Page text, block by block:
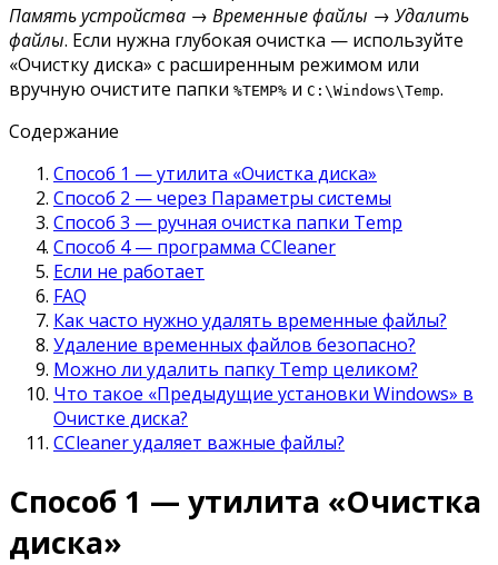
Память устройства → Временные файлы → Удалить
файлы. Если нужна глубокая очистка — используйте
«Очистку диска» с расширенным режимом или
вручную очистите папки %TEMP% и C:\Windows\Temp.
Содержание
Способ 1 — утилита «Очистка диска»
Способ 2 — через Параметры системы
Способ 3 — ручная очистка папки Temp
Способ 4 — программа CCleaner
Если не работает
FAQ
Как часто нужно удалять временные файлы?
Удаление временных файлов безопасно?
Можно ли удалить папку Temp целиком?
Что такое «Предыдущие установки Windows» в
Очистке диска?
CCleaner удаляет важные файлы?
Способ 1 — утилита «Очистка
диска»